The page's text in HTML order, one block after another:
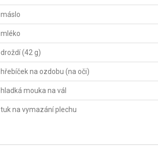
máslo
mléko
droždí (42 g)
hřebíček na ozdobu (na oči)
hladká mouka na vál
tuk na vymazání plechu